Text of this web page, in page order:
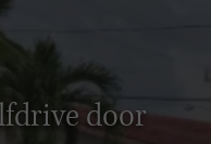
door